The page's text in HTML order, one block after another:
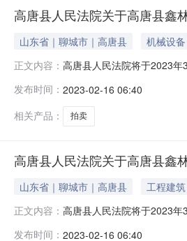
高唐县人民法院关于高唐县鑫
山东省｜聊城市｜高唐县 机械设备
正文内容： 高唐县人民法院将于2023
明：该标的房产无证，为评
2
发布时间： 2023-02-16 06:40
相关产品：
拍卖
高唐县人民法院关于高唐县鑫
山东省｜聊城市｜高唐县 工程建筑
正文内容： 高唐县人民法院将于2023
发布时间： 2023-02-16 06:40